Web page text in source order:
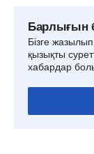
Барлығын
Бізге
қызықты
хабардар